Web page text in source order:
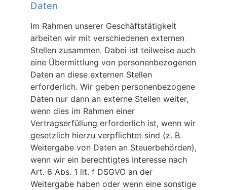
Daten
Im Rahmen unserer Geschäftstätigkeit
arbeiten wir mit verschiedenen externen
Stellen zusammen. Dabei ist teilweise auch
eine Übermittlung von personenbezogenen
Daten an diese externen Stellen
erforderlich. Wir geben personenbezogene
Daten nur dann an externe Stellen weiter,
wenn dies im Rahmen einer
Vertragserfüllung erforderlich ist, wenn wir
gesetzlich hierzu verpflichtet sind (z. B.
Weitergabe von Daten an Steuerbehörden),
wenn wir ein berechtigtes Interesse nach
Art. 6 Abs. 1 lit. f DSGVO an der
Weitergabe haben oder wenn eine sonstige